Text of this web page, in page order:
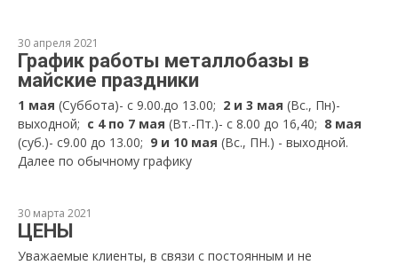
30 апреля 2021
График работы металлобазы в
майские праздники
1 мая (Суббота)- с 9.00.до 13.00; 2 и 3 мая (Вс., Пн)-
выходной; с 4 по 7 мая (Вт.-Пт.)- с 8.00 до 16,40; 8 мая
(суб.)- с9.00 до 13.00; 9 и 10 мая (Вс., ПН.) - выходной.
Далее по обычному графику
30 марта 2021
ЦЕНЫ
Уважаемые клиенты, в связи с постоянным и не